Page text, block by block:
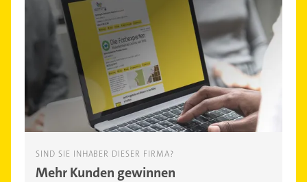
SIND SIE INHABER DIESER FIRMA?
Mehr Kunden gewinnen